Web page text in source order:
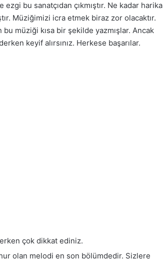
bu sanatçıdan çıkmıştır. Ne kadar harika
Müziğimizi icra etmek biraz zor olacaktır.
müziği kısa bir şekilde yazmışlar. Ancak
keyif alırsınız. Herkese başarılar.
çok dikkat ediniz.
olan melodi en son bölümdedir. Sizlere